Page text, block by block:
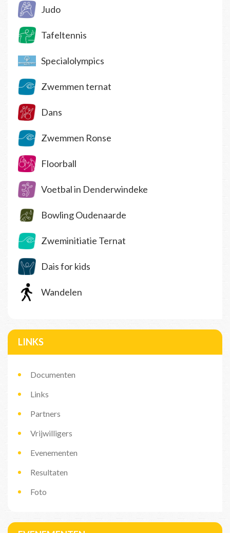
Judo
Tafeltennis
Specialolympics
Zwemmen ternat
Dans
Zwemmen Ronse
Floorball
Voetbal in Denderwindeke
Bowling Oudenaarde
Zweminitiatie Ternat
Dais for kids
Wandelen
LINKS
Documenten
Links
Partners
Vrijwilligers
Evenementen
Resultaten
Foto